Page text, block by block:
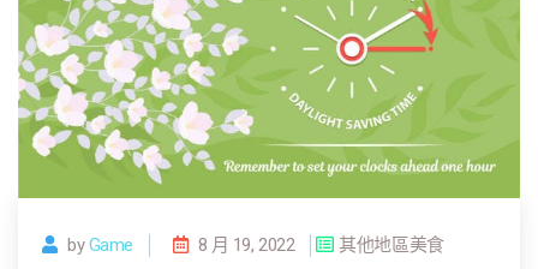
byGame 8 月 19, 2022 其他地區美食